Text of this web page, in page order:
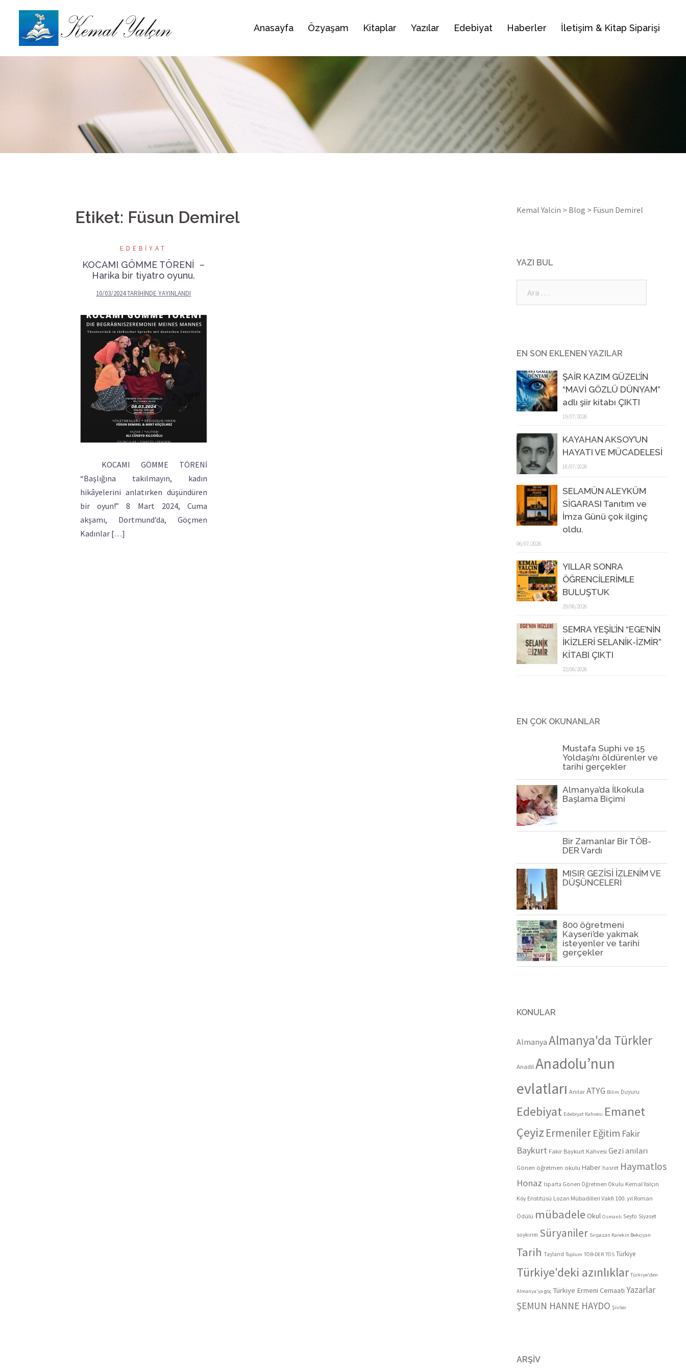
Anasayfa Özyaşam Kitaplar Yazılar Edebiyat Haberler İletişim & Kitap Siparişi
Etiket: Füsun Demirel
EDEBIYAT
KOCAMI GÖMME TÖRENİ –
Harika bir tiyatro oyunu.
10/03/2024TARIHINDE YAYINLANDI
KOCAMI GÖMME TÖRENİ
“Başlığına takılmayın, kadın
hikâyelerini anlatırken düşündüren
bir oyun!” 8 Mart 2024, Cuma
akşamı, Dortmund’da, Göçmen
Kadınlar […]
Kemal Yalcin > Blog > Füsun Demirel
YAZI BUL
EN SON EKLENEN YAZILAR
ŞAİR KAZIM GÜZEL’İN
“MAVİ GÖZLÜ DÜNYAM”
adlı şiir kitabı ÇIKTI
19/07/2026
KAYAHAN AKSOY’UN
HAYATI VE MÜCADELESİ
18/07/2026
SELAMÜN ALEYKÜM
SİGARASI Tanıtım ve
İmza Günü çok ilginç
oldu.
06/07/2026
YILLAR SONRA
ÖĞRENCİLERİMLE
BULUŞTUK
29/06/2026
SEMRA YEŞİL’İN “EGE’NİN
İKİZLERİ SELANİK-İZMİR”
KİTABI ÇIKTI
22/06/2026
EN ÇOK OKUNANLAR
Mustafa Suphi ve 15
Yoldaşı’nı öldürenler ve
tarihi gerçekler
Almanya’da İlkokula
Başlama Biçimi
Bir Zamanlar Bir TÖB-
DER Vardı
MISIR GEZİSİ İZLENİM VE
DÜŞÜNCELERİ
800 öğretmeni
Kayseri’de yakmak
isteyenler ve tarihi
gerçekler
KONULAR
Almanya Almanya'da Türkler
Anadil Anadolu’nun
evlatları Anılar ATYG Bilim Duyuru
Edebiyat Edebiyat Kahvesi Emanet
Çeyiz ErmenilerEğitim Fakir
Baykurt Fakir Baykurt Kahvesi Gezi anıları
Gönen öğretmen okulu Haber hasret Haymatlos
Honaz Isparta Gönen Öğretmen Okulu Kemal Yalçın
Köy Enstitüsü Lozan Mübadilleri Vakfı 100. yıl Roman
Ödülü mübadele Okul Osmanlı Seyfo Siyaset
soykırım Süryaniler Sırpazan Karekin Bekçiyan
Tarih Tayland Toplum TÖB-DER TÖS Türkiye
Türkiye'deki azınlıklar Türkiye'den
Almanya'ya göç Türkiye Ermeni Cemaati Yazarlar
ŞEMUN HANNE HAYDO Şiirler
ARŞIV